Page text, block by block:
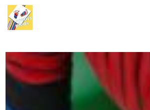
Panneau de gestion des cookies